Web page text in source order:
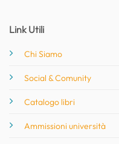
Link Utili
Chi Siamo
Social & Comunity
Catalogo libri
Ammissioni università